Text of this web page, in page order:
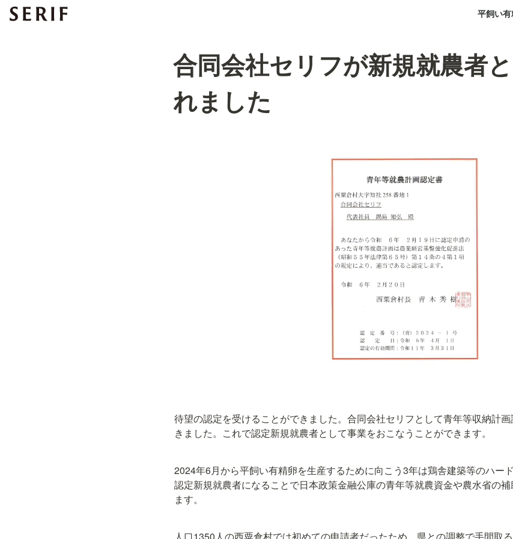
平飼い
合同会社セリフが新規就農者
れました
待望の認定を受けることができました。合同会社セリフとして青年等収納計
きました。これで認定新規就農者として事業をおこなうことができます。
2024年6月から平飼い有精卵を生産するために向こう3年は鶏舎建築等のハー
認定新規就農者になることで日本政策金融公庫の青年等就農資金や農水省の
ます。